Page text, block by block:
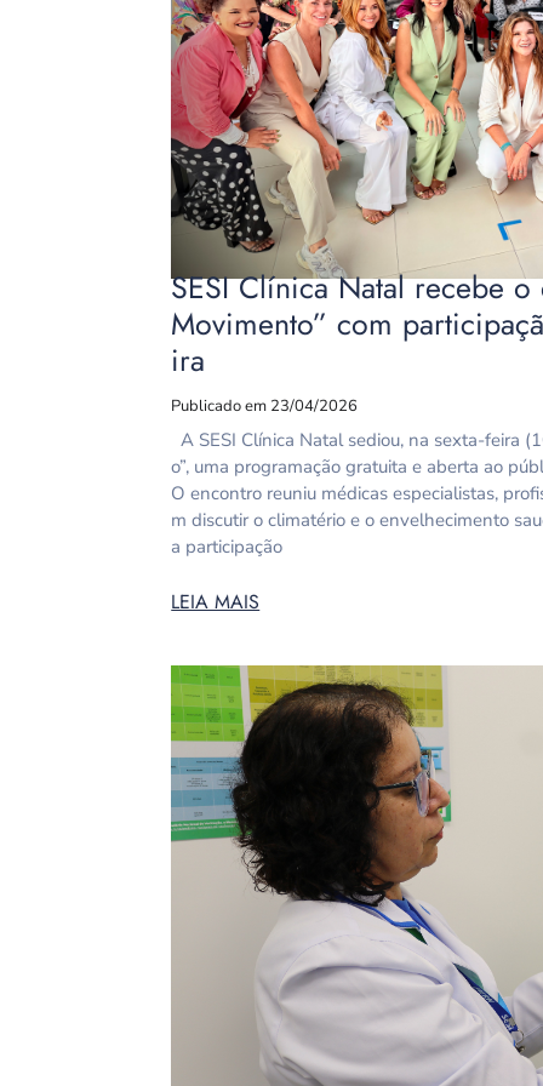
SESI Clínica Natal recebe
Movimento” com
ira
Publicado em 23/04/2026
A SESI Clínica Natal sediou, na sexta-feira
o”, uma programação gratuita e aberta ao
O encontro reuniu médicas especialistas,
m discutir o climatério e o envelhecimento
a participação
LEIA MAIS